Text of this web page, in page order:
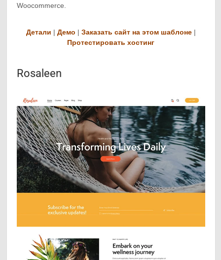
Woocommerce.
Детали | Демо | Заказать сайт на этом шаблоне|
Протестировать хостинг
Rosaleen